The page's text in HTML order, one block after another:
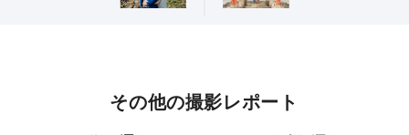
その他の撮影レポート